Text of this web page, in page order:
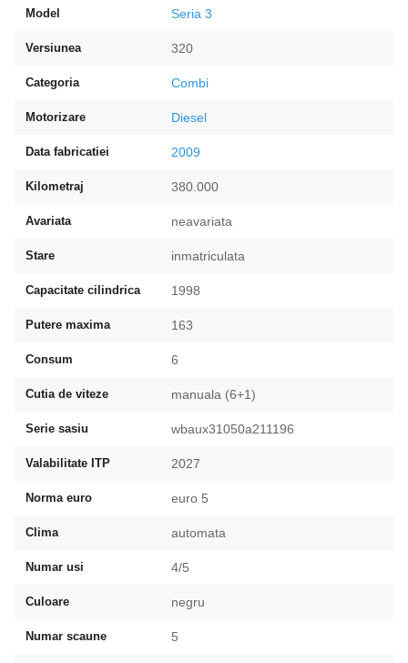
Model Seria 3
Versiunea 320
Categoria Combi
Motorizare Diesel
Data fabricatiei 2009
Kilometraj 380.000
Avariata neavariata
Stare inmatriculata
Capacitate cilindrica 1998
Putere maxima 163
Consum 6
Cutia de viteze manuala (6+1)
Serie sasiu wbaux31050a211196
Valabilitate ITP 2027
Norma euro euro 5
Clima automata
Numar usi 4/5
Culoare negru
Numar scaune 5